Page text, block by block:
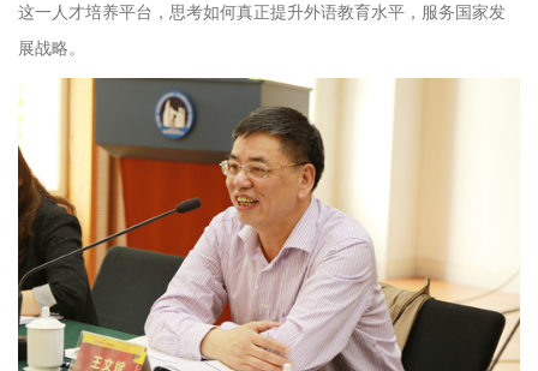
这一人才培养平台，思考如何真正提升外语教育水平，服务国家发
展战略。